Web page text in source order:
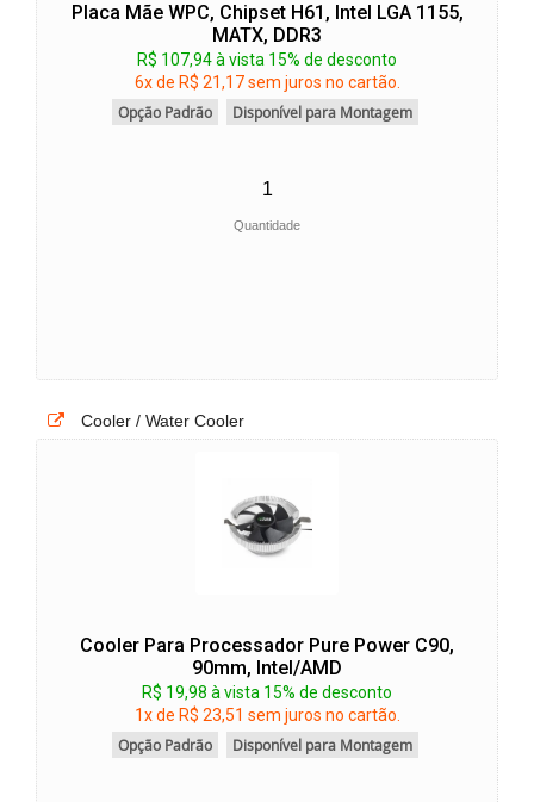
Placa Mãe WPC, Chipset H61, Intel LGA 1155,
MATX, DDR3
R$ 107,94 à vista 15% de desconto
6x de R$ 21,17 sem juros no cartão.
Opção Padrão
Disponível para Montagem
Quantidade
Cooler / Water Cooler
Cooler Para Processador Pure Power C90,
90mm, Intel/AMD
R$ 19,98 à vista 15% de desconto
1x de R$ 23,51 sem juros no cartão.
Opção Padrão
Disponível para Montagem